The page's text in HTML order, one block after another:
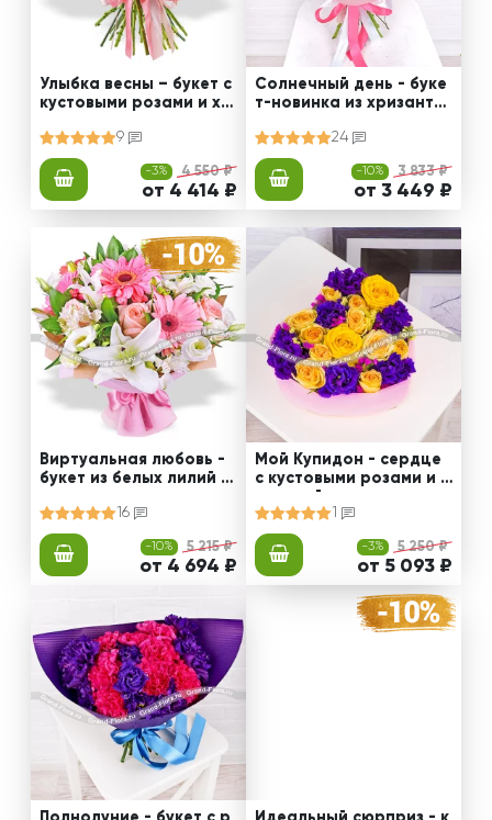
Улыбка весны – букет с
кустовыми розами и хр
9
-3% 4 550 ₽
от 4 414 ₽
Солнечный день - буке
т-новинка из хризанте
томы
24
-10% 3 833 ₽
от 3 449 ₽
Виртуальная любовь -
букет из белых лилий и
16
-10% 5 215 ₽
от 4 694 ₽
Мой Купидон - сердце
с кустовыми розами и э
1
-3% 5 250 ₽
от 5 093 ₽